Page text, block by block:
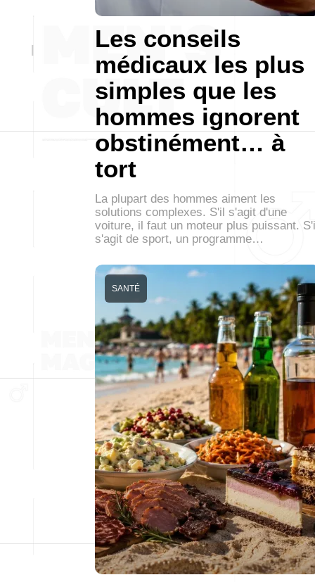
Les conseils
médicaux les plus
simples que les
hommes ignorent
obstinément… à
tort
La plupart des hommes aiment les
solutions complexes. S'il s'agit d'une
voiture, il faut un moteur plus puissant.
s'agit de sport, un programme…
SANTÉ